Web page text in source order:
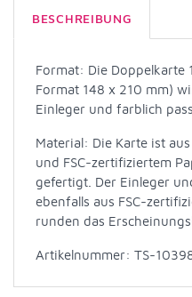
BESCHREIBUNG
Format: Die Doppelkarte
Format 148 x 210 mm)
Einleger und farblich
Material: Die Karte ist
und FSC-zertifiziertem
gefertigt. Der Einleger
ebenfalls aus FSC-
runden das
Artikelnummer: TS-